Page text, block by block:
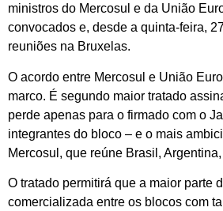
ministros do Mercosul e da União
convocados e, desde a quinta-feira,
reuniões na Bruxelas.
O acordo entre Mercosul e União
marco. É segundo maior tratado
perde apenas para o firmado com o
integrantes do bloco – e o mais
Mercosul, que reúne Brasil,
O tratado permitirá que a maior parte
comercializada entre os blocos com